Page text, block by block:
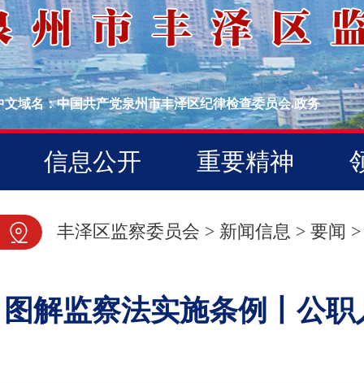
文域名：中国共产党泉州市丰泽区纪律检查委员会.政务
信息公开 重要精神
图片新闻
丰泽区监察委员会 > 新闻信息 > 要闻 >
图解监察法实施条例丨公